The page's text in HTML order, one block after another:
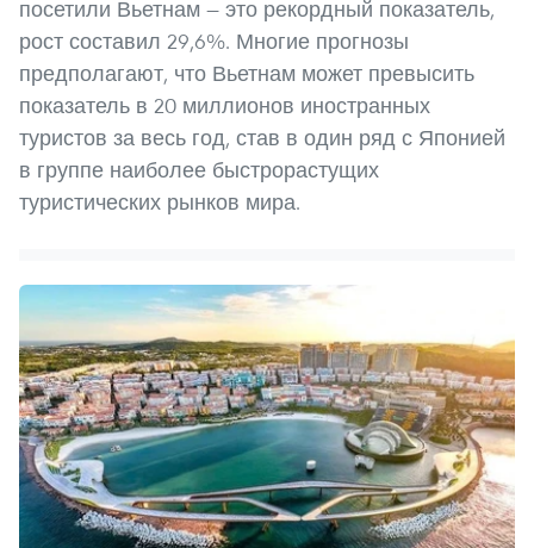
посетили Вьетнам — это рекордный показатель,
рост составил 29,6%. Многие прогнозы
предполагают, что Вьетнам может превысить
показатель в 20 миллионов иностранных
туристов за весь год, став в один ряд с Японией
в группе наиболее быстрорастущих
туристических рынков мира.